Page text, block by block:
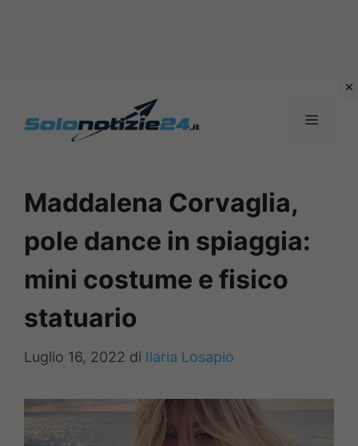
MENU
Maddalena Corvaglia,
pole dance in spiaggia:
mini costume e fisico
statuario
Luglio 16, 2022 di Ilaria Losapio